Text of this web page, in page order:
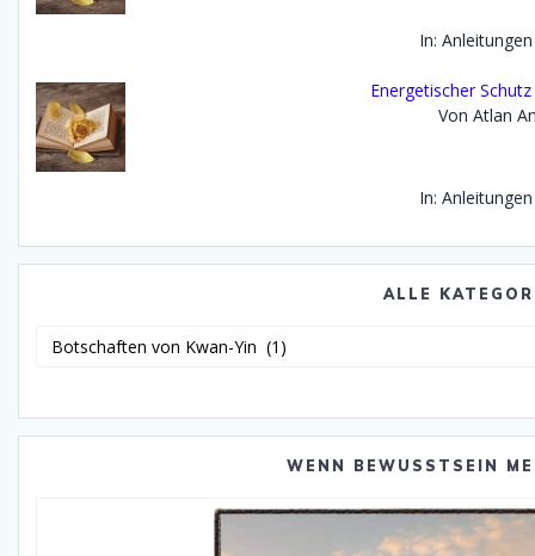
In: Anleitungen
Energetischer
Von Atlan
In: Anleitungen
ALLE
WENN BEWUSSTSEIN